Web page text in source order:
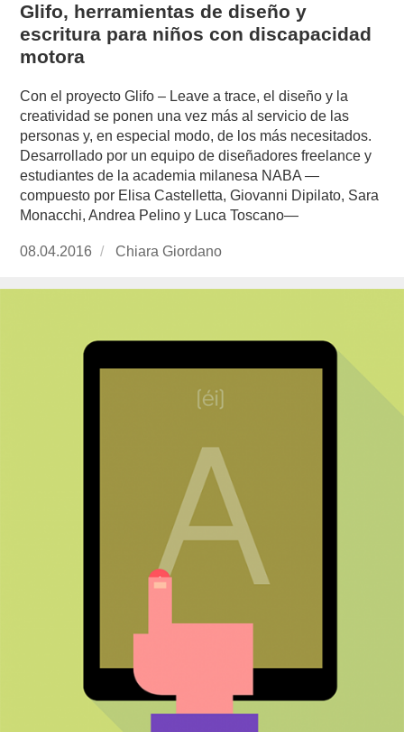
Glifo, herramientas de diseño y
escritura para niños con discapacidad
motora
Con el proyecto Glifo – Leave a trace, el diseño y la
creatividad se ponen una vez más al servicio de las
personas y, en especial modo, de los más necesitados.
Desarrollado por un equipo de diseñadores freelance y
estudiantes de la academia milanesa NABA —
compuesto por Elisa Castelletta, Giovanni Dipilato, Sara
Monacchi, Andrea Pelino y Luca Toscano—
Publicado
08.04.2016
https://www.experimenta.es/author/chiara-
Chiara Giordano